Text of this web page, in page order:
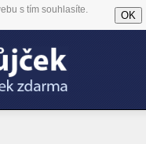
s tím souhlasíte.
OK